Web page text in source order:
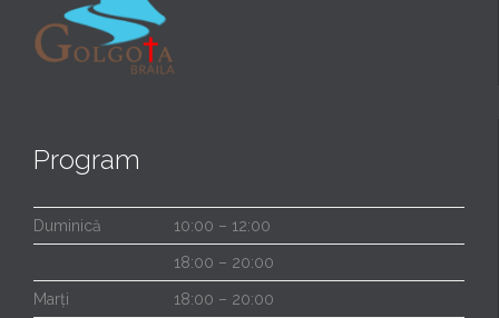
Program
Duminică 10:00 – 12:00
18:00 – 20:00
Marți 18:00 – 20:00